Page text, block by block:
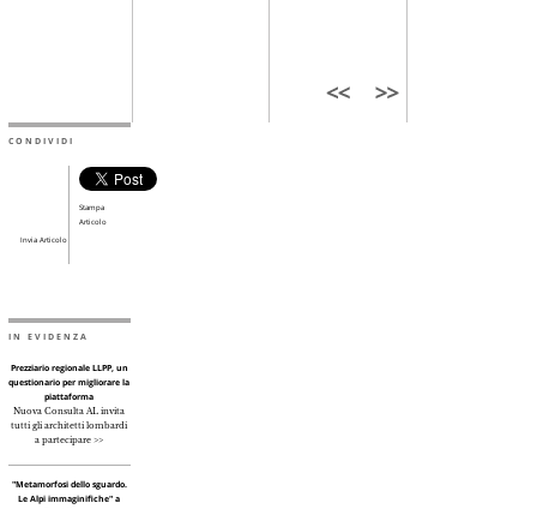
CONDIVIDI
Stampa
Articolo
Invia Articolo
IN EVIDENZA
Prezziario regionale LLPP, un
questionario per migliorare la
piattaforma
Nuova Consulta AL invita
tutti gli architetti lombardi
a partecipare >>
"Metamorfosi dello sguardo.
Le Alpi immaginifiche" a